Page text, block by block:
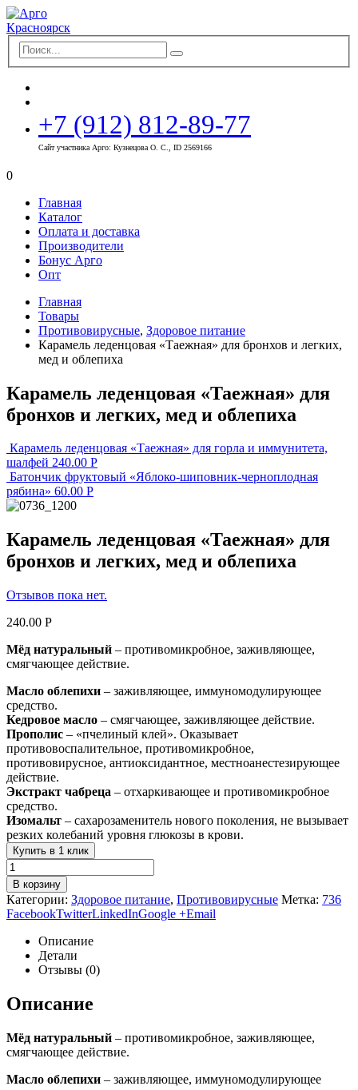
+7 (912) 812-89-77
Сайт участника Арго: Кузнецова О. С., ID 2569166
0
Главная
Каталог
Оплата и доставка
Производители
Бонус Арго
Опт
Главная
Товары
Противовирусные, Здоровое питание
Карамель леденцовая «Таежная» для бронхов и легких,
мед и облепиха
Карамель леденцовая «Таежная» для
бронхов и легких, мед и облепиха
Карамель леденцовая «Таежная» для горла и иммунитета,
шалфей 240.00 Р
Батончик фруктовый «Яблоко-шиповник-черноплодная
рябина» 60.00 Р
Карамель леденцовая «Таежная» для
бронхов и легких, мед и облепиха
Отзывов пока нет.
240.00 Р
Мёд натуральный – противомикробное, заживляющее,
смягчающее действие.
Масло облепихи – заживляющее, иммуномодулирующее
средство.
Кедровое масло – смягчающее, заживляющее действие.
Прополис – «пчелиный клей». Оказывает
противовоспалительное, противомикробное,
противовирусное, антиоксидантное, местноанестезирующее
действие.
Экстракт чабреца – отхаркивающее и противомикробное
средство.
Изомальт – сахарозаменитель нового поколения, не вызывает
резких колебаний уровня глюкозы в крови.
Купить в 1 клик
В корзину
Категории: Здоровое питание, Противовирусные Метка: 736
FacebookTwitterLinkedInGoogle +Email
Описание
Детали
Отзывы (0)
Описание
Мёд натуральный – противомикробное, заживляющее,
смягчающее действие.
Масло облепихи – заживляющее, иммуномодулирующее